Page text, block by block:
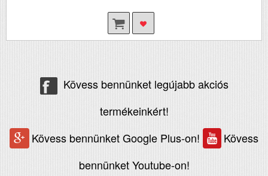
Kövess bennünket legújabb akciós
termékeinkért!
Kövess bennünket Google Plus-on!
Kövess
bennünket Youtube-on!